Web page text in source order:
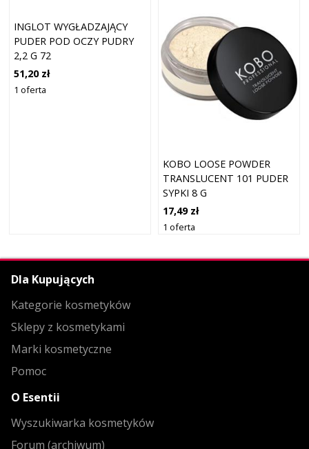
INGLOT WYGŁADZAJĄCY
PUDER POD OCZY PUDRY
2,2 G 72
51,20 zł
1 oferta
KOBO LOOSE POWDER
TRANSLUCENT 101 PUDER
SYPKI 8 G
17,49 zł
1 oferta
Dla Kupujących
Kategorie kosmetyków
Sklepy z kosmetykami
Marki kosmetyczne
Pomoc
O Esentii
Wyszukiwarka kosmetyków
Forum (archiwum)